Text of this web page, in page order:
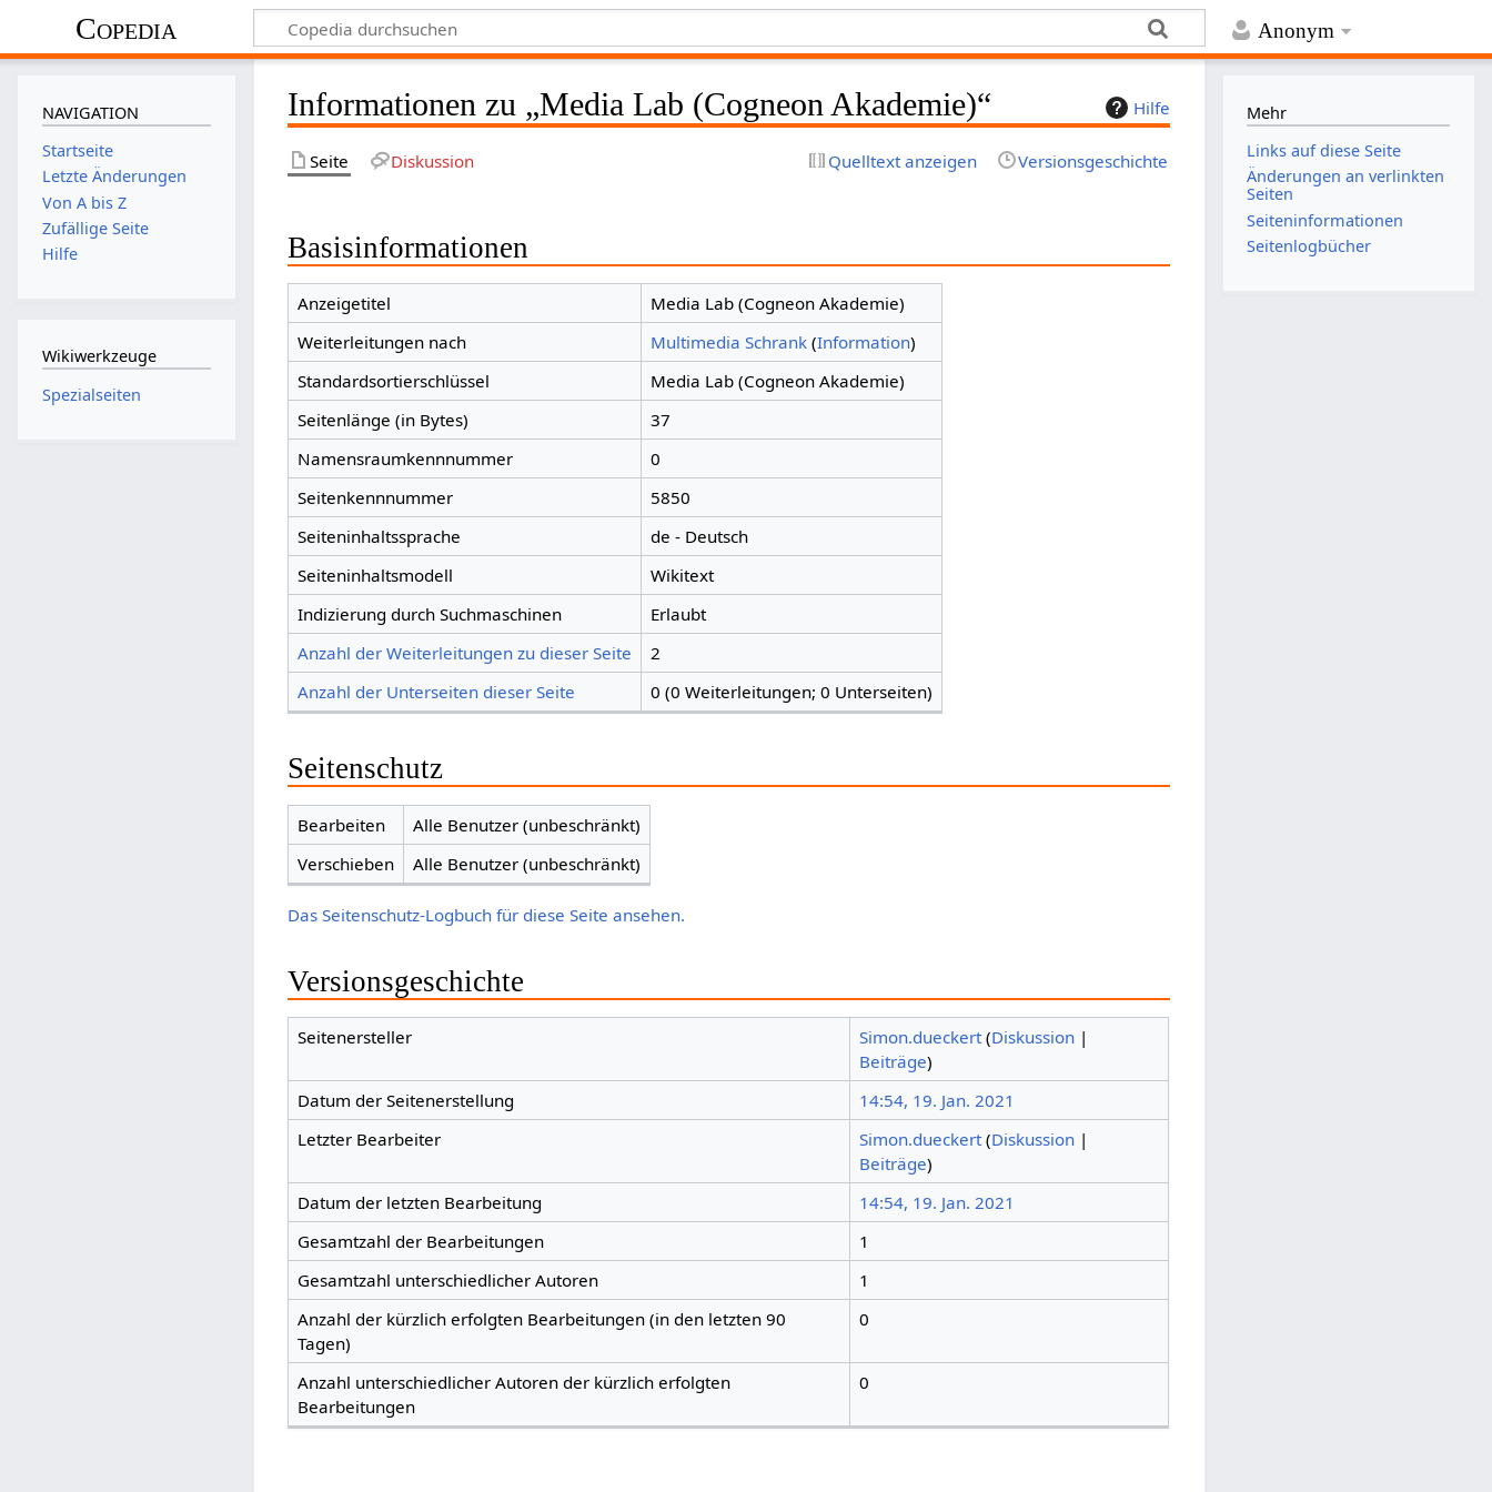
Anonym
Copedia
Hilfe
Informationen zu „Media Lab (Cogneon Akademie)“
Seite Diskussion Quelltext anzeigen Versionsgeschichte
Basisinformationen
Anzeigetitel
Media Lab (Cogneon Akademie)
Weiterleitungen nach
Multimedia Schrank(Information)
Standardsortierschlüssel
Media Lab (Cogneon Akademie)
Seitenlänge (in Bytes)
37
Namensraumkennnummer
0
Seitenkennnummer
5850
Seiteninhaltssprache
de - Deutsch
Seiteninhaltsmodell
Wikitext
Indizierung durch Suchmaschinen
Erlaubt
Anzahl der Weiterleitungen zu dieser Seite
2
Anzahl der Unterseiten dieser Seite
0 (0 Weiterleitungen; 0 Unterseiten)
Seitenschutz
Bearbeiten
Alle Benutzer (unbeschränkt)
Verschieben
Alle Benutzer (unbeschränkt)
Das Seitenschutz-Logbuch für diese Seite ansehen.
Versionsgeschichte
Seitenersteller Simon.dueckert (Diskussion|
Beiträge)
Datum der Seitenerstellung
14:54, 19. Jan. 2021
Letzter Bearbeiter
Simon.dueckert (Diskussion|
Beiträge)
Datum der letzten Bearbeitung
14:54, 19. Jan. 2021
Gesamtzahl der Bearbeitungen
1
Gesamtzahl unterschiedlicher Autoren
1
Anzahl der kürzlich erfolgten Bearbeitungen (in den letzten 90
Tagen)
0
Anzahl unterschiedlicher Autoren der kürzlich erfolgten
Bearbeitungen
0
NAVIGATION
Startseite
Letzte Änderungen
Von A bis Z
Zufällige Seite
Hilfe
Wikiwerkzeuge
Spezialseiten
Mehr
Links auf diese Seite
Änderungen an verlinkten
Seiten
Seiten­­informationen
Seitenlogbücher